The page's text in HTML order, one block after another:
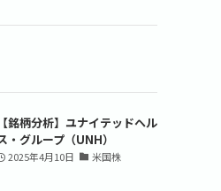
【銘柄分析】ユナイテッドヘル
・グループ（UNH）
2025年4月10日 米国株